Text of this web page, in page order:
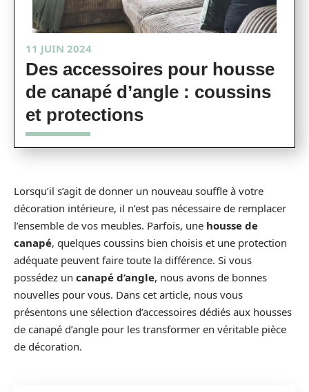
11 JUIN 2024
Des accessoires pour housse
de canapé d’angle : coussins
et protections
Lorsqu’il s’agit de donner un nouveau souffle à votre
décoration intérieure, il n’est pas nécessaire de remplacer
l’ensemble de vos meubles. Parfois, une housse de
canapé, quelques coussins bien choisis et une protection
adéquate peuvent faire toute la différence. Si vous
possédez un canapé d’angle, nous avons de bonnes
nouvelles pour vous. Dans cet article, nous vous
présentons une sélection d’accessoires dédiés aux housses
de canapé d’angle pour les transformer en véritable pièce
de décoration.